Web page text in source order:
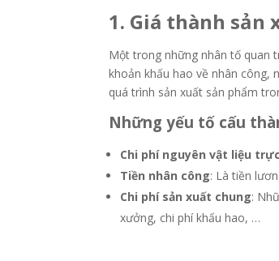
1. Giá thành sản
Một trong những nhân tố quan
khoản khấu hao về nhân
quá trình sản xuất sản phẩm
Những yếu tố cấu
Chi phí nguyên vật liệu
Tiền nhân công: Là tiền
Chi phí sản xuất chung:
xưởng, chi phí khấu hao, …